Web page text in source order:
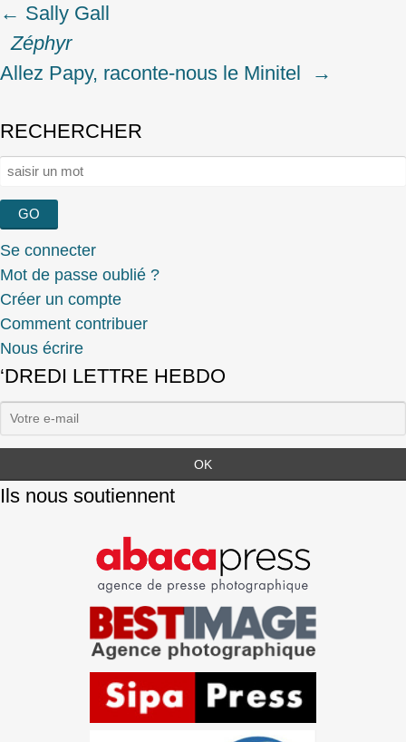
Post
navigation
← Sally Gall
Zéphyr
Allez Papy, raconte-nous le Minitel
→
RECHERCHER
Rechercher :
Se connecter
Mot de passe oublié ?
Créer un compte
Comment contribuer
Nous écrire
‘DREDI LETTRE HEBDO
Ils nous soutiennent